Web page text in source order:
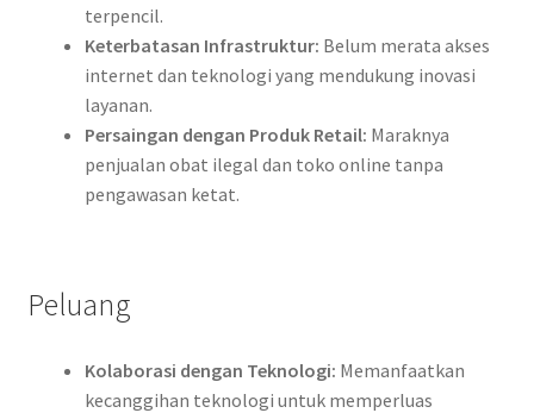
terpencil.
Keterbatasan Infrastruktur: Belum merata akses
internet dan teknologi yang mendukung inovasi
layanan.
Persaingan dengan Produk Retail: Maraknya
penjualan obat ilegal dan toko online tanpa
pengawasan ketat.
Peluang
Kolaborasi dengan Teknologi: Memanfaatkan
kecanggihan teknologi untuk memperluas